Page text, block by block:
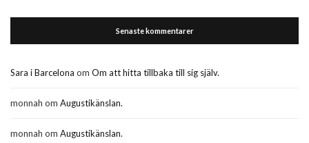
Senaste kommentarer
Sara i Barcelona om Om att hitta tillbaka till sig själv.
monnah om Augustikänslan.
monnah om Augustikänslan.